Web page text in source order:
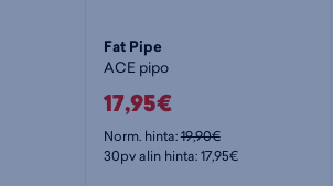
Fat Pipe
ACE pipo
17,95€
Norm. hinta:19,90€
30pv alin hinta: 17,95€